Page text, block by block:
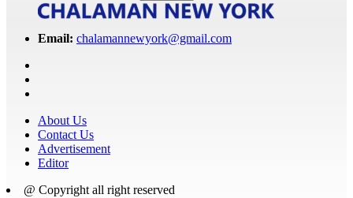
Email: chalamannewyork@gmail.com
About Us
Contact Us
Advertisement
Editor
@ Copyright all right reserved